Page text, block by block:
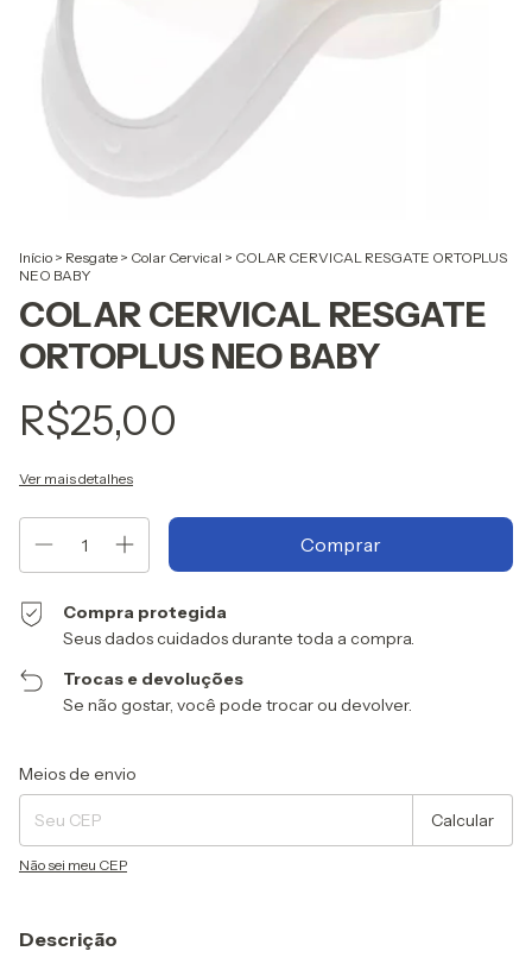
Início > Resgate > Colar Cervical > COLAR CERVICAL RESGATE ORTOPLUS
NEO BABY
COLAR CERVICAL RESGATE
ORTOPLUS NEO BABY
R$25,00
Ver mais detalhes
Compra protegida
Seus dados cuidados durante toda a compra.
Trocas e devoluções
Se não gostar, você pode trocar ou devolver.
Entregas para o CEP:
Meios de envio
Calcular
Não sei meu CEP
Descrição